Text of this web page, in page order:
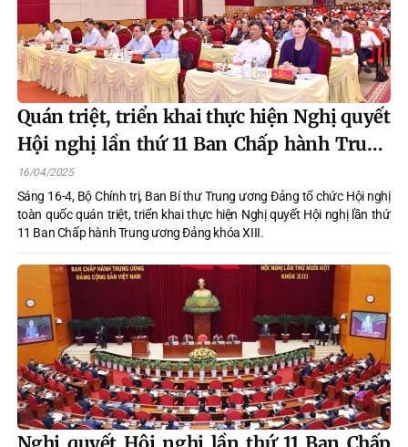
Quán triệt, triển khai thực hiện Nghị quyết
Hội nghị lần thứ 11 Ban Chấp hành Trung
ương Đảng khóa XIII
16/04/2025
Sáng 16-4, Bộ Chính trị, Ban Bí thư Trung ương Đảng tổ chức Hội nghị
toàn quốc quán triệt, triển khai thực hiện Nghị quyết Hội nghị lần thứ
11 Ban Chấp hành Trung ương Đảng khóa XIII.